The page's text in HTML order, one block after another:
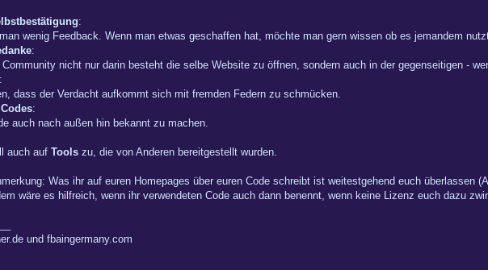
:
wenig Feedback. Wenn man etwas geschaffen hat, möchte man gern wissen ob es jemandem
:
nicht nur darin besteht die selbe Website zu öffnen, sondern auch in der gegenseitigen -
:
dass der Verdacht aufkommt sich mit fremden Federn zu schmücken.
:
auch nach außen hin bekannt zu machen.
auch auf Tools zu, die von Anderen bereitgestellt wurden.
Was ihr auf euren Homepages über euren Code schreibt ist weitestgehend euch überlassen
wäre es hilfreich, wenn ihr verwendeten Code auch dann benennt, wenn keine Lizenz euch dazu
und fbaingermany.com